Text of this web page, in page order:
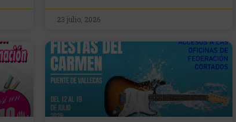
23 julio, 2026